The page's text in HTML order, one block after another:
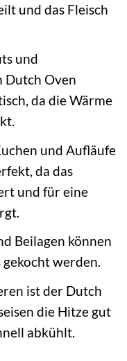
und das Fleisch
und
Dutch Oven
da die Wärme
und Aufläufe
da das
und für eine
Beilagen können
werden.
ist der Dutch
die Hitze gut
abkühlt.